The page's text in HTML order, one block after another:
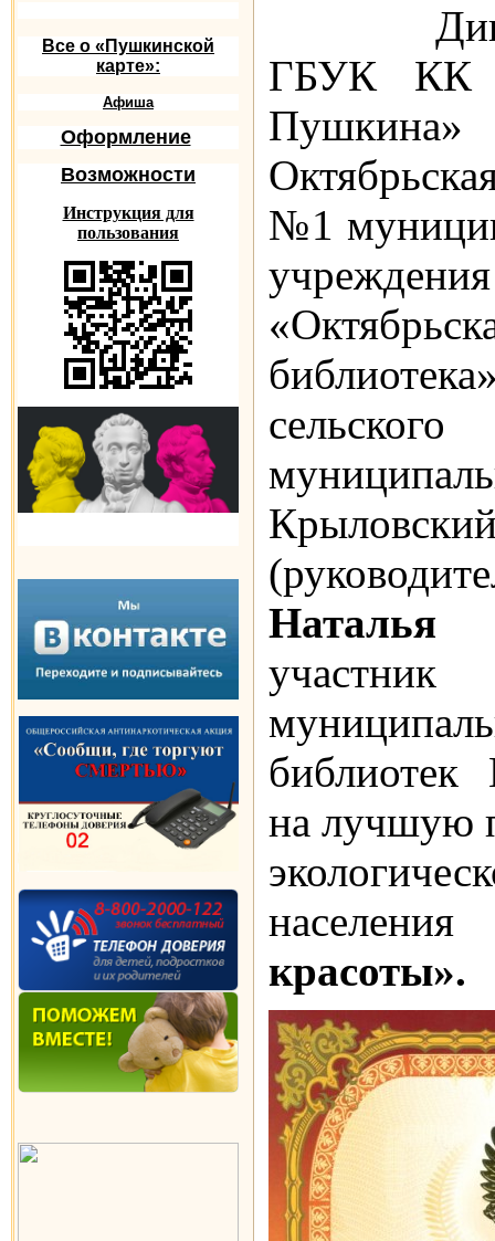
Все о «Пушкинской
карте»:
Афиша
Оформление
Возможности
Инструкция для
пользования
ГБУК КК
№1
участник
библиотек
на лучшую
красоты».